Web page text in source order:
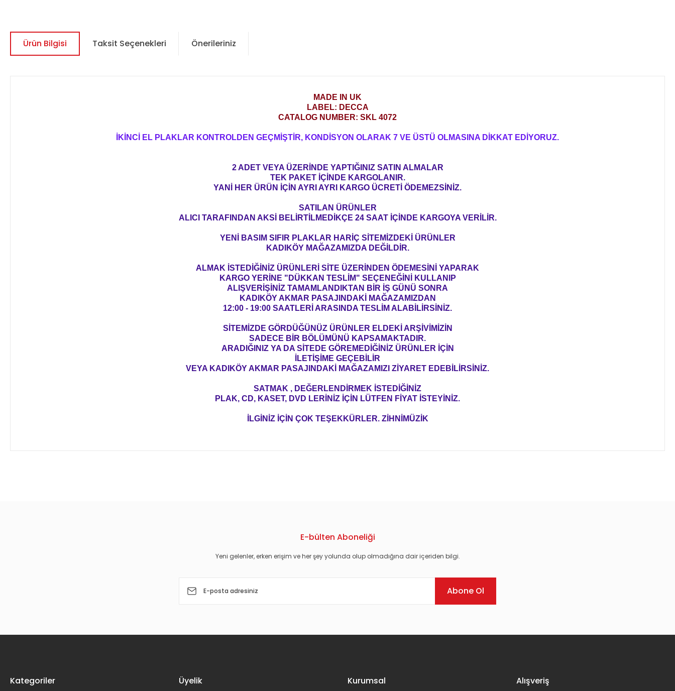
Ürün Bilgisi Taksit Seçenekleri Önerileriniz
MADE IN UK
LABEL: DECCA
CATALOG NUMBER: SKL 4072
İKİNCİ EL PLAKLAR KONTROLDEN GEÇMİŞTİR, KONDİSYON OLARAK 7 VE ÜSTÜ OLMASINA DİKKAT EDİYORUZ.
2 ADET VEYA ÜZERİNDE YAPTIĞINIZ SATIN ALMALAR
TEK PAKET İÇİNDE KARGOLANIR.
YANİ HER ÜRÜN İÇİN AYRI AYRI KARGO ÜCRETİ ÖDEMEZSİNİZ.
SATILAN ÜRÜNLER
ALICI TARAFINDAN AKSİ BELİRTİLMEDİKÇE 24 SAAT İÇİNDE KARGOYA VERİLİR.
YENİ BASIM SIFIR PLAKLAR HARİÇ SİTEMİZDEKİ ÜRÜNLER
KADIKÖY MAĞAZAMIZDA DEĞİLDİR.
ALMAK İSTEDİĞİNİZ ÜRÜNLERİ SİTE ÜZERİNDEN ÖDEMESİNİ YAPARAK
KARGO YERİNE "DÜKKAN TESLİM" SEÇENEĞİNİ KULLANIP
ALIŞVERİŞİNİZ TAMAMLANDIKTAN BİR İŞ GÜNÜ SONRA
KADIKÖY AKMAR PASAJINDAKİ MAĞAZAMIZDAN
12:00 - 19:00 SAATLERİ ARASINDA TESLİM ALABİLİRSİNİZ.
SİTEMİZDE GÖRDÜĞÜNÜZ ÜRÜNLER ELDEKİ ARŞİVİMİZİN
SADECE BİR BÖLÜMÜNÜ KAPSAMAKTADIR.
ARADIĞINIZ YA DA SİTEDE GÖREMEDİĞİNİZ ÜRÜNLER İÇİN
İLETİŞİME GEÇEBİLİR
VEYA KADIKÖY AKMAR PASAJINDAKİ MAĞAZAMIZI ZİYARET EDEBİLİRSİNİZ.
SATMAK , DEĞERLENDİRMEK İSTEDİĞİNİZ
PLAK, CD, KASET, DVD LERİNİZ İÇİN LÜTFEN FİYAT İSTEYİNİZ.
İLGİNİZ İÇİN ÇOK TEŞEKKÜRLER. ZİHNİMÜZİK
E-bülten Aboneliği
Yeni gelenler, erken erişim ve her şey yolunda olup olmadığına dair içeriden bilgi.
Abone Ol
Kategoriler Üyelik Kurumsal Alışveriş